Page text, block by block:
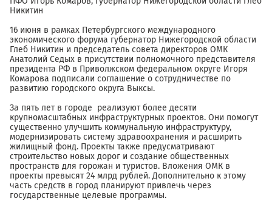
Никитин
16 июня в рамках Петербургского международного
экономического форума губернатор Нижегородской области
Глеб Никитин и председатель совета директоров ОМК
Анатолий Седых в присутствии полномочного представителя
президента РФ в Приволжском федеральном округе Игоря
Комарова подписали соглашение о сотрудничестве по
развитию городского округа Выксы.
За пять лет в городе реализуют более десяти
крупномасштабных инфраструктурных проектов. Они помогут
существенно улучшить коммунальную инфраструктуру,
модернизировать систему здравоохранения и расширить
жилищный фонд. Проекты также предусматривают
строительство новых дорог и создание общественных
пространств для горожан и туристов. Вложения ОМК в
проекты превысят 24 млрд рублей. Дополнительно к этому
часть средств в город планируют привлечь через
государственные целевые программы.